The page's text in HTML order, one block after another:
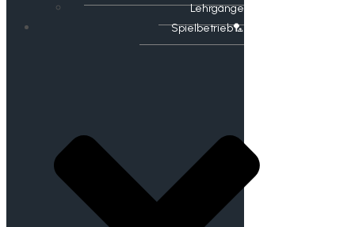
Lehrgänge
Spielbetrieb🏸